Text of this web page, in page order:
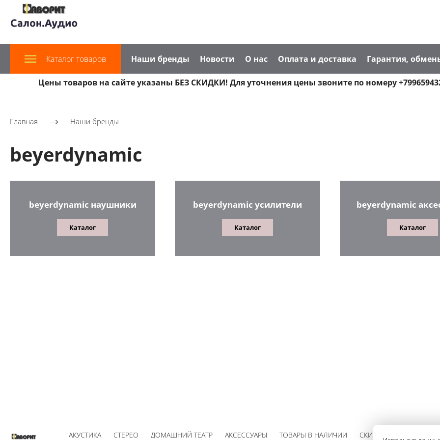
Каталог товаров Наши бренды Новости О нас Оплата и доставка Гарантия,
Цены товаров на сайте указаны БЕЗ СКИДКИ! Для уточнения цены звоните по номеру
Главная Наши бренды
beyerdynamic
beyerdynamic наушники
Каталог
beyerdynamic усилители
Каталог
beyerdynamic
Каталог
АКУСТИКА СТЕРЕО ДОМАШНИЙ ТЕАТР АКСЕССУАРЫ ТОВАРЫ В НАЛИЧИИ СКИДКИ